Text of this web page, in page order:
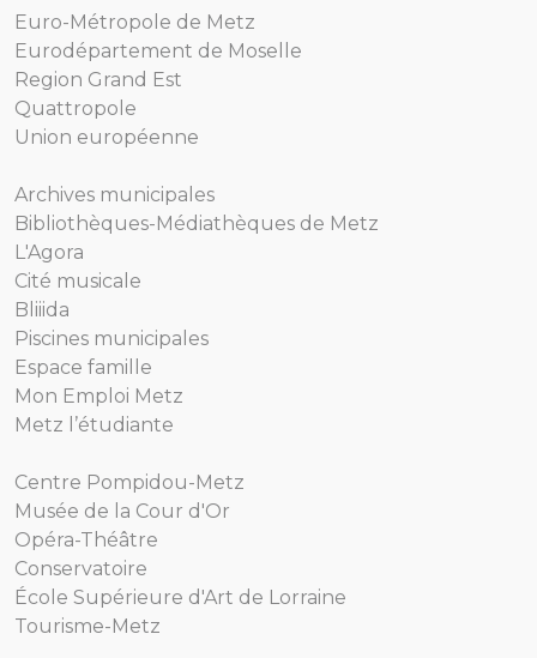
Euro-Métropole de Metz
Eurodépartement de Moselle
Region Grand Est
Quattropole
Union européenne
Archives municipales
Bibliothèques-Médiathèques de Metz
L'Agora
Cité musicale
Bliiida
Piscines municipales
Espace famille
Mon Emploi Metz
Metz l’étudiante
Centre Pompidou-Metz
Musée de la Cour d'Or
Opéra-Théâtre
Conservatoire
École Supérieure d'Art de Lorraine
Tourisme-Metz